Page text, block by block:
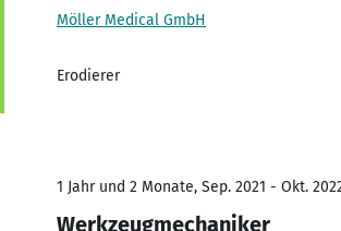
Möller Medical GmbH
Erodierer
1 Jahr und 2 Monate, Sep. 2021 - Okt.
Werkzeugmechaniker